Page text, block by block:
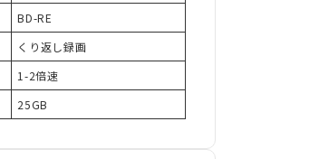
BD-RE
くり返し録画
1-2倍速
25GB